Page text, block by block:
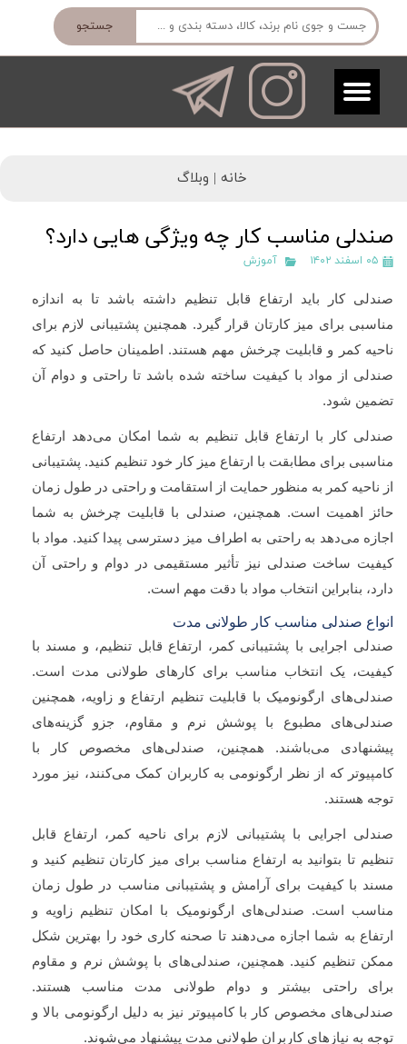
جستجو
خانه | وبلاگ
صندلی مناسب کار چه ویژگی هایی دارد؟
۰۵ اسفند ۱۴۰۲ آموزش
صندلی کار باید ارتفاع قابل تنظیم داشته باشد تا به اندازه
مناسبی برای میز کارتان قرار گیرد. همچنین پشتیبانی لازم برای
ناحیه کمر و قابلیت چرخش مهم هستند. اطمینان حاصل کنید که
صندلی از مواد با کیفیت ساخته شده باشد تا راحتی و دوام آن
تضمین شود.
صندلی کار با ارتفاع قابل تنظیم به شما امکان می‌دهد ارتفاع
مناسبی برای مطابقت با ارتفاع میز کار خود تنظیم کنید. پشتیبانی
از ناحیه کمر به منظور حمایت از استقامت و راحتی در طول زمان
حائز اهمیت است. همچنین، صندلی با قابلیت چرخش به شما
اجازه می‌دهد به راحتی به اطراف میز دسترسی پیدا کنید. مواد با
کیفیت ساخت صندلی نیز تأثیر مستقیمی در دوام و راحتی آن
دارد، بنابراین انتخاب مواد با دقت مهم است.
انواع صندلی مناسب کار طولانی مدت
صندلی اجرایی با پشتیبانی کمر، ارتفاع قابل تنظیم، و مسند با
کیفیت، یک انتخاب مناسب برای کارهای طولانی مدت است.
صندلی‌های ارگونومیک با قابلیت تنظیم ارتفاع و زاویه، همچنین
صندلی‌های مطبوع با پوشش نرم و مقاوم، جزو گزینه‌های
پیشنهادی می‌باشند. همچنین، صندلی‌های مخصوص کار با
کامپیوتر که از نظر ارگونومی به کاربران کمک می‌کنند، نیز مورد
توجه هستند.
صندلی اجرایی با پشتیبانی لازم برای ناحیه کمر، ارتفاع قابل
تنظیم تا بتوانید به ارتفاع مناسب برای میز کارتان تنظیم کنید و
مسند با کیفیت برای آرامش و پشتیبانی مناسب در طول زمان
مناسب است. صندلی‌های ارگونومیک با امکان تنظیم زاویه و
ارتفاع به شما اجازه می‌دهند تا صحنه کاری خود را بهترین شکل
ممکن تنظیم کنید. همچنین، صندلی‌های با پوشش نرم و مقاوم
برای راحتی بیشتر و دوام طولانی مدت مناسب هستند.
صندلی‌های مخصوص کار با کامپیوتر نیز به دلیل ارگونومی بالا و
توجه به نیازهای کاربران طولانی مدت پیشنهاد می‌شوند.